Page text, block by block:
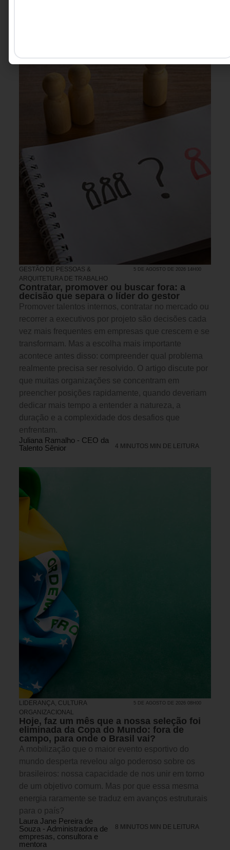
GESTÃO DE PESSOAS &
ARQUITETURA DE TRABALHO
5 DE AGOSTO DE 2026 14H00
Contratar, promover ou buscar fora: a
decisão que separa o líder do gestor
Promover talentos internos, contratar no mercado ou
recorrer a executivos por projeto são decisões cada
vez mais frequentes em empresas que crescem e se
transformam. Mas a escolha mais importante
acontece antes disso: compreender qual problema
realmente precisa ser resolvido. O artigo discute por
que muitas organizações se concentram em
preencher posições rapidamente, quando deveriam
dedicar mais tempo a entender a natureza, a
duração e a complexidade dos desafios que
enfrentam.
Juliana Ramalho - CEO da
Talento Sênior
4 MINUTOS MIN DE LEITURA
LIDERANÇA, CULTURA
ORGANIZACIONAL
5 DE AGOSTO DE 2026 08H00
Hoje, faz um mês que a nossa seleção foi
eliminada da Copa do Mundo: fora de
campo, para onde o Brasil vai?
A mobilização que o maior evento esportivo do
mundo desperta revelou algo poderoso sobre os
brasileiros: nossa capacidade de nos unir em torno
de um objetivo comum. Mas por que essa mesma
energia raramente se traduz em avanços estruturais
para o país?
Laura Jane Pereira de
Souza - Administradora de
empresas, consultora e
mentora
8 MINUTOS MIN DE LEITURA